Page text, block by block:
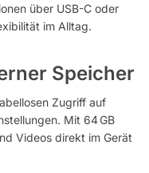
über USB-C oder
im Alltag.
Speicher
Zugriff auf
Mit 64 GB
Videos direkt im Gerät